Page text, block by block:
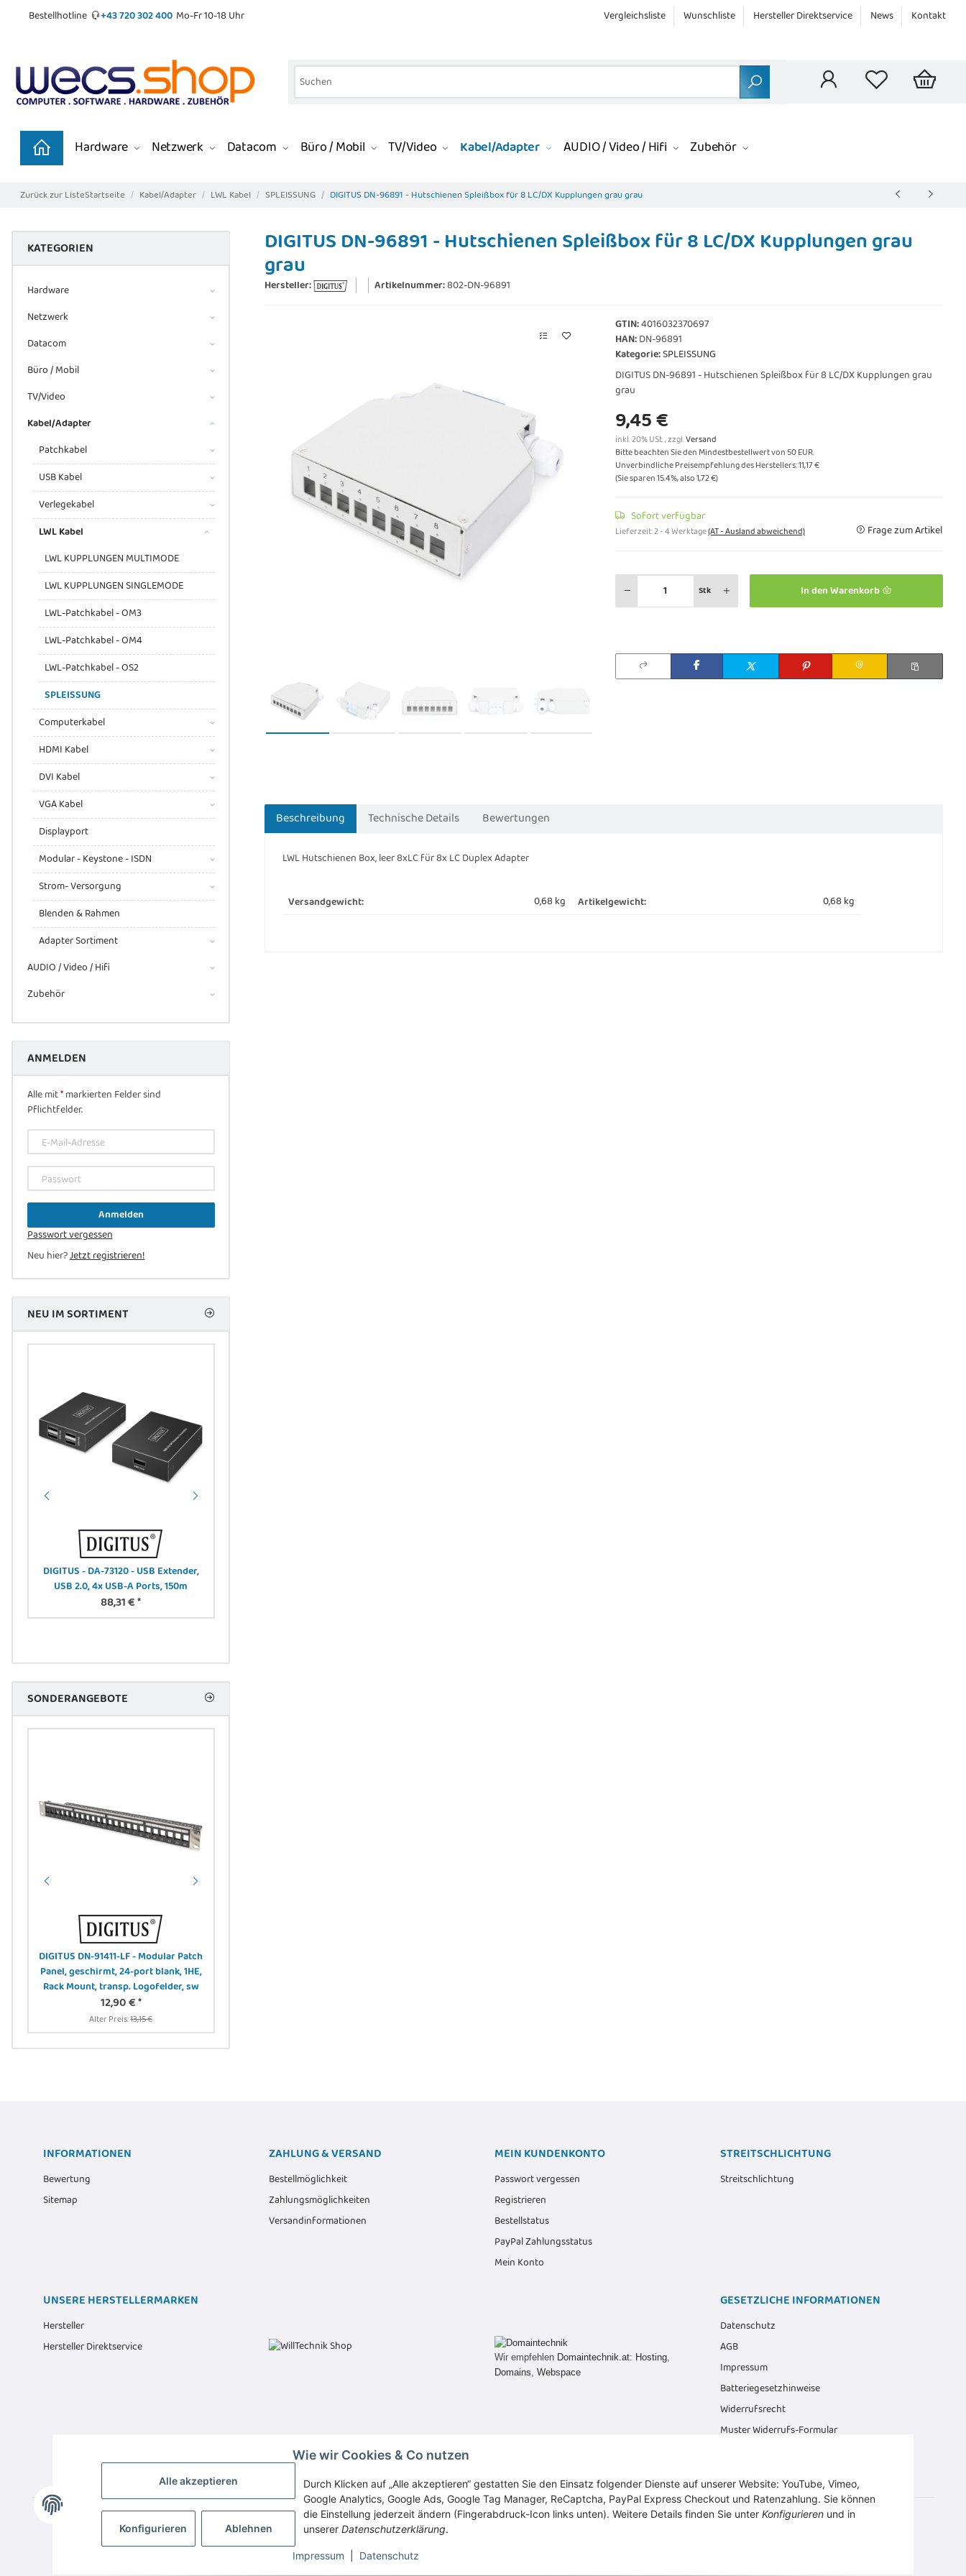
Alle akzeptieren
Konfigurieren Ablehnen
Wie wir Cookies & Co nutzen
Durch Klicken auf „Alle akzeptieren“ gestatten Sie den Einsatz folgender Dienste auf unserer Website: YouTube, Vimeo,
Google Analytics, Google Ads, Google Tag Manager, ReCaptcha, PayPal Express Checkout und Ratenzahlung. Sie können
die Einstellung jederzeit ändern (Fingerabdruck-Icon links unten). Weitere Details finden Sie unter Konfigurieren und in
unserer Datenschutzerklärung.
Impressum Datenschutz
Vergleichsliste Wunschliste Hersteller Direktservice News Kontakt
Bestellhotline +43 720 302 400 Mo-Fr 10-18 Uhr
Hardware Netzwerk Datacom Büro / Mobil TV/Video Kabel/Adapter AUDIO / Video / Hifi Zubehör
Zurück zur ListeStartseite Kabel/Adapter LWL Kabel SPLEISSUNG DIGITUS DN-96891 - Hutschienen Spleißbox für 8 LC/DX Kupplungen grau grau
DIGITUS DN-96891 - Hutschienen Spleißbox für 8 LC/DX Kupplungen grau
grau
Hersteller: Artikelnummer:802-DN-96891
GTIN:4016032370697
HAN:DN-96891
Kategorie:SPLEISSUNG
DIGITUS DN-96891 - Hutschienen Spleißbox für 8 LC/DX Kupplungen grau
grau
9,45 €
inkl. 20% USt. , zzgl.Versand
Bitte beachten Sie den Mindestbestellwert von 50 EUR.
Unverbindliche Preisempfehlung des Herstellers:11,17 €
(Sie sparen15.4%, also1,72 €)
Sofort verfügbar
Lieferzeit:2 - 4 Werktage(AT - Ausland abweichend) Frage zum Artikel
Stk In den Warenkorb
Beschreibung Technische Details Bewertungen
LWL Hutschienen Box, leer 8xLC für 8x LC Duplex Adapter
Versandgewicht: 0,68 kg Artikelgewicht: 0,68 kg
KATEGORIEN
Hardware
Netzwerk
Datacom
Büro / Mobil
TV/Video
Kabel/Adapter
Patchkabel
USB Kabel
Verlegekabel
LWL Kabel
LWL KUPPLUNGEN MULTIMODE
LWL KUPPLUNGEN SINGLEMODE
LWL-Patchkabel - OM3
LWL-Patchkabel - OM4
LWL-Patchkabel - OS2
SPLEISSUNG
Computerkabel
HDMI Kabel
DVI Kabel
VGA Kabel
Displayport
Modular - Keystone - ISDN
Strom- Versorgung
Blenden & Rahmen
Adapter Sortiment
AUDIO / Video / Hifi
Zubehör
ANMELDEN
Alle mit*markierten Felder sind
Pflichtfelder.
E-Mail-Adresse
Passwort
Anmelden
Passwort vergessen
Neu hier?Jetzt registrieren!
NEU IM SORTIMENT
DIGITUS - DA-73120 - USB Extender,
USB 2.0, 4x USB-A Ports, 150m
88,31 €*
SONDERANGEBOTE
DIGITUS DN-91411-LF - Modular Patch
Panel, geschirmt, 24-port blank, 1HE,
Rack Mount, transp. Logofelder, sw
12,90 €*
Alter Preis:13,15 €
INFORMATIONEN
Bewertung
Sitemap
ZAHLUNG & VERSAND
Bestellmöglichkeit
Zahlungsmöglichkeiten
Versandinformationen
MEIN KUNDENKONTO
Passwort vergessen
Registrieren
Bestellstatus
PayPal Zahlungsstatus
Mein Konto
STREITSCHLICHTUNG
Streitschlichtung
UNSERE HERSTELLERMARKEN
Hersteller
Hersteller Direktservice
Wir empfehlen Domaintechnik.at: Hosting
Domains Webspace
GESETZLICHE INFORMATIONEN
Datenschutz
AGB
Impressum
Batteriegesetzhinweise
Widerrufsrecht
Muster Widerrufs-Formular
* Alle Preise inkl. gesetzlicher USt., zzgl.